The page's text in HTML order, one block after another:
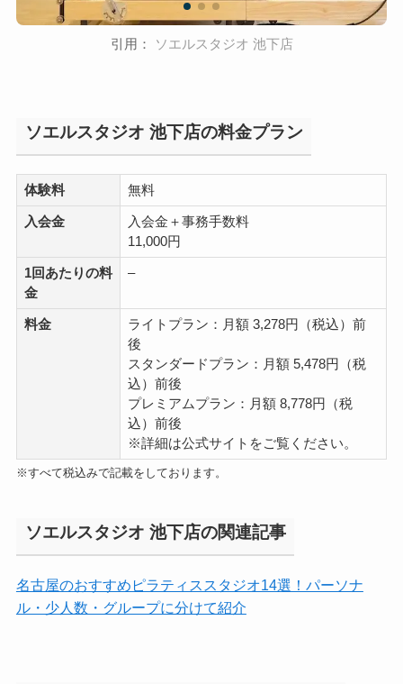
引用： ソエルスタジオ 池下店
ソエルスタジオ 池下店の料金プラン
体験料 無料
入会金
入会金＋事務手数料
11,000円
1回あたりの料
金
–
料金
ライトプラン：月額 3,278円（税込）前
後
スタンダードプラン：月額 5,478円（税
込）前後
プレミアムプラン：月額 8,778円（税
込）前後
※詳細は公式サイトをご覧ください。
※すべて税込みで記載をしております。
ソエルスタジオ 池下店の関連記事
名古屋のおすすめピラティススタジオ14選！パーソナ
ル・少人数・グループに分けて紹介